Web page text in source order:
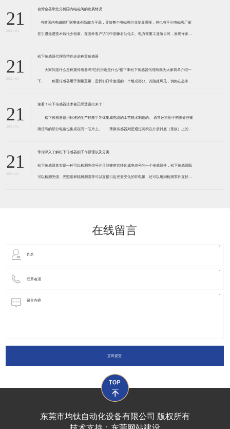
21
2021-01
台湾金器带您分析国内电磁阀的发展情况
​ 当前国内电磁阀厂家整体创新能力不高，导致整个电磁阀行业发展缓慢，但也有不少电磁阀厂家
在引进先进技术后很少创新。在国外客户访问中国像石油化工、电力等重工业项目时，发现许多项
21
2021-01
松下传感器代理商带你走进称重传感器
大家知道什么是称重传感器吗?它的用途是什么?接下来松下传感器代理商就为大家简单介绍一
下。 称重传感器用于测量重量，是我们日常生活的一个组成部分。其随处可见，例如在超市柜
带有应变片的弹性体组成。弹性体通常由钢
21
2021-01
速看！松下传感器技术被已经透露出来了！
松下传感器是用标准的生产硅基半导体集成电路的工艺技术制造的。 通常还将用于初步处理被
测信号的部分电路也集成在同一芯片上。 薄膜传感器则是通过沉积在介质衬底（基板）上的，
器是利用相应材料的浆料，涂覆在陶瓷基片上
21
2021-01
带你深入了解松下传感器的工作原理以及分类
松下传感器其实是一种可以检测光信号并且能够将它转化成电信号的一个传感器件，松下传感器既
可以检测光强、光照度和辐射测温等可以直接引起光量变化的非电量，还可以用到检测零件直径、
在线留言
立即提交
东莞市均钛自动化设备有限公司 版权所有